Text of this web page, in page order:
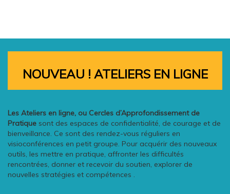
NOUVEAU ! ATELIERS EN LIGNE
Les Ateliers en ligne, ou Cercles d’Approfondissement de
Pratique sont des espaces de confidentialité, de courage et de
bienveillance. Ce sont des rendez-vous réguliers en
visioconférences en petit groupe. Pour acquérir des nouveaux
outils, les mettre en pratique, affronter les difficultés
rencontrées, donner et recevoir du soutien, explorer de
nouvelles stratégies et compétences .